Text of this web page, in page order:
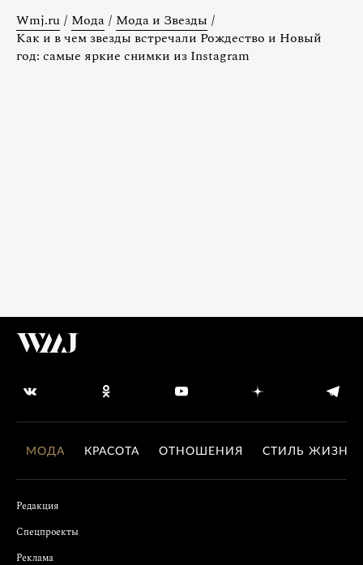
Wmj.ru / Мода / Мода и Звезды /
Как и в чем звезды встречали Рождество и Новый
год: самые яркие снимки из Instagram
МОДА КРАСОТА ОТНОШЕНИЯ СТИЛЬ ЖИЗНИ
Редакция
Спецпроекты
Реклама